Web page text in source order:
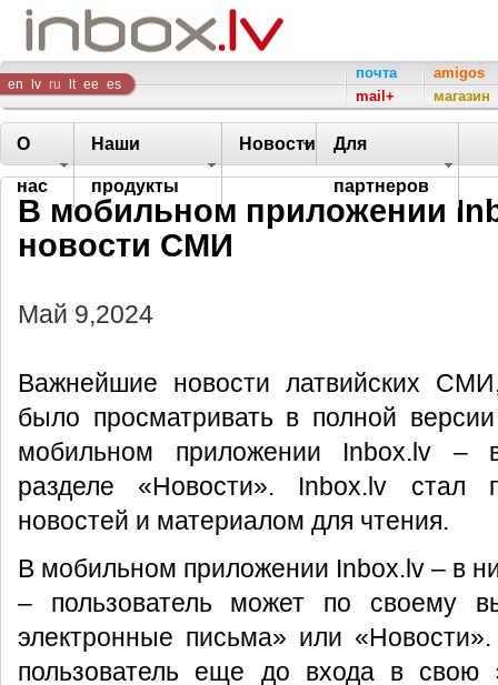
Inbox
Company
en lv ru lt ee es
почта
mail+
amigos
магазин
О
нас
Наши
продукты
Новости Для
партнеров
В мобильном приложении
новости СМИ
Май 9,2024
Важнейшие новости латвийских
было просматривать в полной
мобильном приложении Inbox.lv –
разделе «Новости». Inbox.lv стал
новостей и материалом для чтения.
В мобильном приложении Inbox.lv – в
– пользователь может по своему
электронные письма» или
пользователь еще до входа в свою